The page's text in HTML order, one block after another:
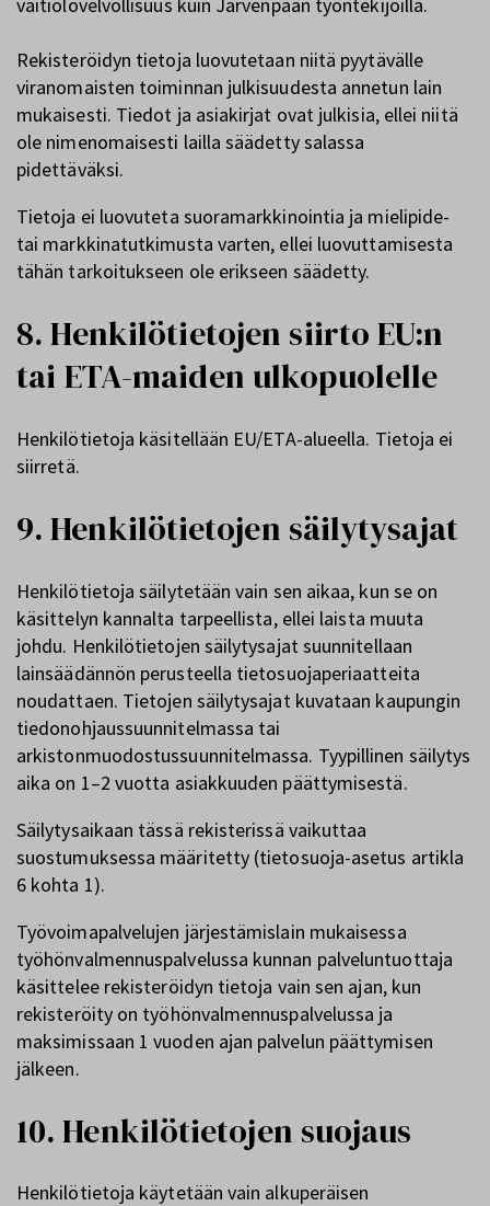
Rekisteröidyn tietoja luovutetaan niitä pyytävälle
viranomaisten toiminnan julkisuudesta annetun lain
mukaisesti. Tiedot ja asiakirjat ovat julkisia, ellei niitä
ole nimenomaisesti lailla säädetty salassa
pidettäväksi.
Tietoja ei luovuteta suoramarkkinointia ja mielipide-
tai markkinatutkimusta varten, ellei luovuttamisesta
tähän tarkoitukseen ole erikseen säädetty.
8. Henkilötietojen siirto EU:n
tai ETA-maiden ulkopuolelle
Henkilötietoja käsitellään EU/ETA-alueella. Tietoja ei
siirretä.
9. Henkilötietojen säilytysajat
Henkilötietoja säilytetään vain sen aikaa, kun se on
käsittelyn kannalta tarpeellista, ellei laista muuta
johdu. Henkilötietojen säilytysajat suunnitellaan
lainsäädännön perusteella tietosuojaperiaatteita
noudattaen. Tietojen säilytysajat kuvataan kaupungin
tiedonohjaussuunnitelmassa tai
arkistonmuodostussuunnitelmassa. Tyypillinen säilytys
aika on 1–2 vuotta asiakkuuden päättymisestä.
Säilytysaikaan tässä rekisterissä vaikuttaa
suostumuksessa määritetty (tietosuoja-asetus artikla
6 kohta 1).
Työvoimapalvelujen järjestämislain mukaisessa
työhönvalmennuspalvelussa kunnan palveluntuottaja
käsittelee rekisteröidyn tietoja vain sen ajan, kun
rekisteröity on työhönvalmennuspalvelussa ja
maksimissaan 1 vuoden ajan palvelun päättymisen
jälkeen.
10. Henkilötietojen suojaus
Henkilötietoja käytetään vain alkuperäisen